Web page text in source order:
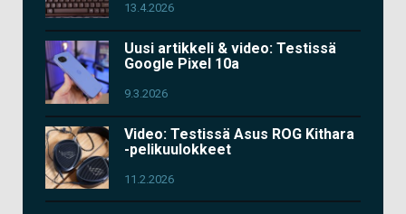
13.4.2026
Uusi artikkeli & video: Testissä
Google Pixel 10a
9.3.2026
Video: Testissä Asus ROG Kithara
-pelikuulokkeet
11.2.2026